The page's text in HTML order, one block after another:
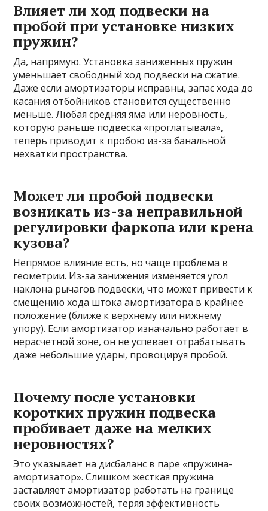
Влияет ли ход подвески на
пробой при установке низких
пружин?
Да, напрямую. Установка заниженных пружин
уменьшает свободный ход подвески на сжатие.
Даже если амортизаторы исправны, запас хода до
касания отбойников становится существенно
меньше. Любая средняя яма или неровность,
которую раньше подвеска «проглатывала»,
теперь приводит к пробою из-за банальной
нехватки пространства.
Может ли пробой подвески
возникать из-за неправильной
регулировки фаркопа или крена
кузова?
Непрямое влияние есть, но чаще проблема в
геометрии. Из-за занижения изменяется угол
наклона рычагов подвески, что может привести к
смещению хода штока амортизатора в крайнее
положение (ближе к верхнему или нижнему
упору). Если амортизатор изначально работает в
нерасчетной зоне, он не успевает отрабатывать
даже небольшие удары, провоцируя пробой.
Почему после установки
коротких пружин подвеска
пробивает даже на мелких
неровностях?
Это указывает на дисбаланс в паре «пружина-
амортизатор». Слишком жесткая пружина
заставляет амортизатор работать на границе
своих возможностей, теряя эффективность